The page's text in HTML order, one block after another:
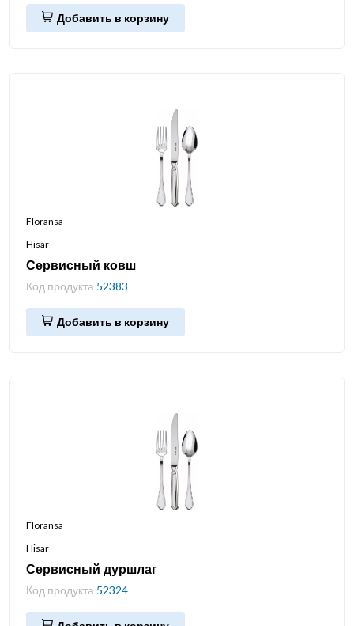
Добавить в корзину
Floransa
Hisar
Сервисный ковш
Код продукта 52383
Добавить в корзину
Floransa
Hisar
Сервисный дуршлаг
Код продукта 52324